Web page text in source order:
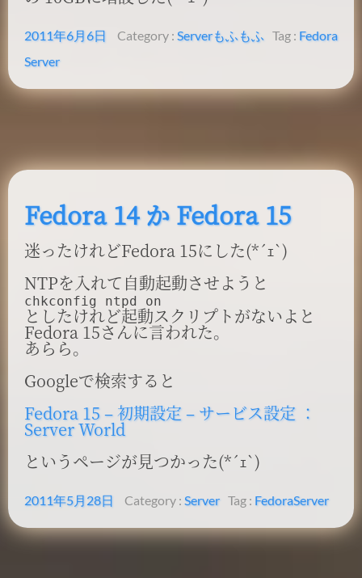
2011年6月6日 Category : Serverもふもふ Tag : Fedora
Server
Fedora 14 か Fedora 15
迷ったけれどFedora 15にした(*´ｪ`)
NTPを入れて自動起動させようと
chkconfig ntpd on
としたけれど起動スクリプトがないよと
Fedora 15さんに言われた。
あらら。
Googleで検索すると
Fedora 15 – 初期設定 – サービス設定 ：
Server World
というページが見つかった(*´ｪ`)
2011年5月28日 Category : Server Tag : FedoraServer